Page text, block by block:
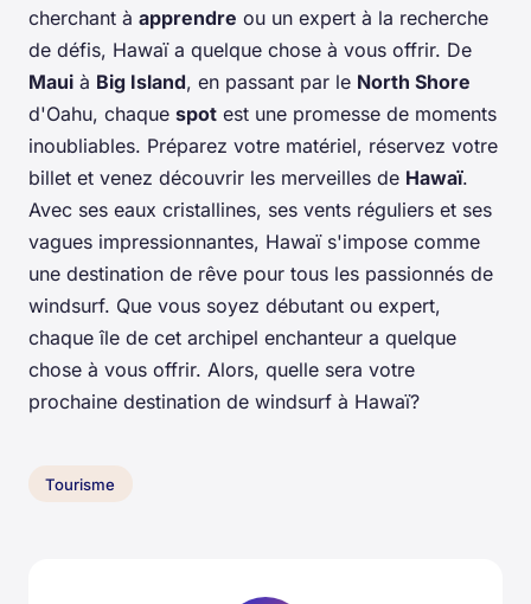
cherchant à apprendre ou un expert à la recherche
de défis, Hawaï a quelque chose à vous offrir. De
Maui à Big Island, en passant par le North Shore
d'Oahu, chaque spot est une promesse de moments
inoubliables. Préparez votre matériel, réservez votre
billet et venez découvrir les merveilles de Hawaï.
Avec ses eaux cristallines, ses vents réguliers et ses
vagues impressionnantes, Hawaï s'impose comme
une destination de rêve pour tous les passionnés de
windsurf. Que vous soyez débutant ou expert,
chaque île de cet archipel enchanteur a quelque
chose à vous offrir. Alors, quelle sera votre
prochaine destination de windsurf à Hawaï?
Tourisme